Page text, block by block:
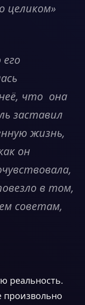
целиком»
что она
заставил
жизнь,
он
в том,
советам,
реальность.
произвольно